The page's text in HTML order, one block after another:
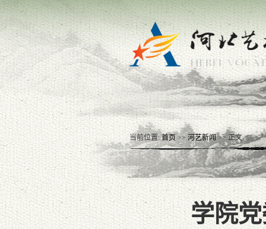
当前位置:首页 >>河艺新闻>> 正文
学院